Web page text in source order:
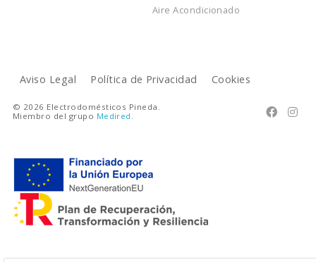
Aire Acondicionado
Aviso Legal Política de Privacidad Cookies
 
© 2026 Electrodomésticos Pineda.
Miembro del grupo Medired